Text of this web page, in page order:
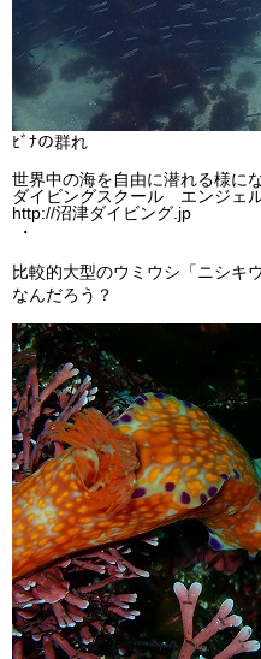
ﾋﾞﾅの群れ
世界中の海を自由に潜れる様に
ダイビングスクール エンジ
http://沼津ダイビング.jp
・
比較的大型のウミウシ「ニシキ
なんだろう？